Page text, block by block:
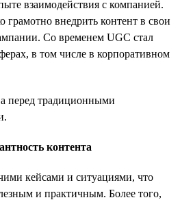
взаимодействия с компанией.
грамотно внедрить контент в свои
Со временем UGC стал
в том числе в корпоративном
перед традиционными
контента
кейсами и ситуациями, что
и практичным. Более того,